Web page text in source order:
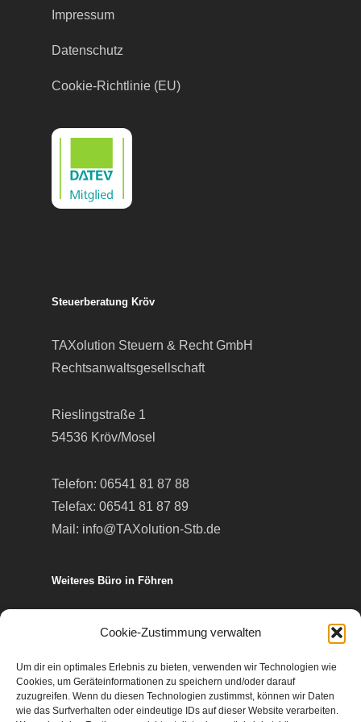
Cookie-Zustimmung verwalten
Um dir ein optimales Erlebnis zu bieten, verwenden wir Technologien wie
Cookies, um Geräteinformationen zu speichern und/oder darauf
zuzugreifen. Wenn du diesen Technologien zustimmst, können wir Daten
wie das Surfverhalten oder eindeutige IDs auf dieser Website verarbeiten.
Impressum
Datenschutz
Cookie-Richtlinie (EU)
Steuerberatung Kröv
TAXolution Steuern & Recht GmbH
Rechtsanwaltsgesellschaft
Rieslingstraße 1
54536 Kröv/Mosel
Telefon: 06541 81 87 88
Telefax: 06541 81 87 89
Mail: info@TAXolution-Stb.de
Weiteres Büro in Föhren
Telefon: 06502 99 95 80
Telefax: 06502 99 95 899